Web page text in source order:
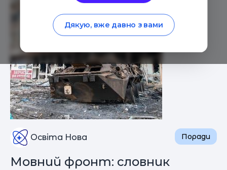
Освіта Нова Поради
Мовний фронт: словник
Дякую, вже давно з вами